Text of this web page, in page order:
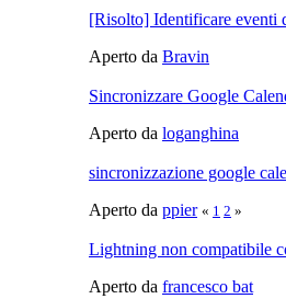
[Risolto] Identificare eventi
Aperto da Bravin
Sincronizzare Google
Aperto da loganghina
sincronizzazione google
Aperto da ppier « 1 2 »
Lightning non compatibile
Aperto da francesco bat